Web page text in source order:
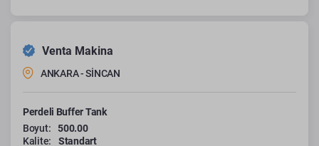
Venta Makina
ANKARA - SİNCAN
Perdeli Buffer Tank
Boyut:
500.00
Kalite:
Standart